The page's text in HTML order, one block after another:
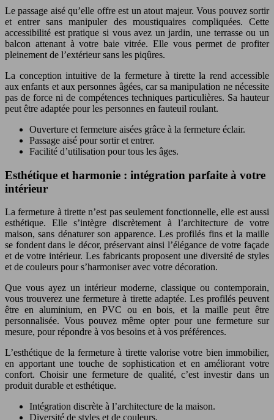
Le passage aisé qu’elle offre est un atout majeur. Vous pouvez sortir
et entrer sans manipuler des moustiquaires compliquées. Cette
accessibilité est pratique si vous avez un jardin, une terrasse ou un
balcon attenant à votre baie vitrée. Elle vous permet de profiter
pleinement de l’extérieur sans les piqûres.
La conception intuitive de la fermeture à tirette la rend accessible
aux enfants et aux personnes âgées, car sa manipulation ne nécessite
pas de force ni de compétences techniques particulières. Sa hauteur
peut être adaptée pour les personnes en fauteuil roulant.
Ouverture et fermeture aisées grâce à la fermeture éclair.
Passage aisé pour sortir et entrer.
Facilité d’utilisation pour tous les âges.
Esthétique et harmonie : intégration parfaite à votre
intérieur
La fermeture à tirette n’est pas seulement fonctionnelle, elle est aussi
esthétique. Elle s’intègre discrètement à l’architecture de votre
maison, sans dénaturer son apparence. Les profilés fins et la maille
se fondent dans le décor, préservant ainsi l’élégance de votre façade
et de votre intérieur. Les fabricants proposent une diversité de styles
et de couleurs pour s’harmoniser avec votre décoration.
Que vous ayez un intérieur moderne, classique ou contemporain,
vous trouverez une fermeture à tirette adaptée. Les profilés peuvent
être en aluminium, en PVC ou en bois, et la maille peut être
personnalisée. Vous pouvez même opter pour une fermeture sur
mesure, pour répondre à vos besoins et à vos préférences.
L’esthétique de la fermeture à tirette valorise votre bien immobilier,
en apportant une touche de sophistication et en améliorant votre
confort. Choisir une fermeture de qualité, c’est investir dans un
produit durable et esthétique.
Intégration discrète à l’architecture de la maison.
Diversité de styles et de couleurs.